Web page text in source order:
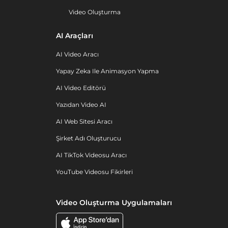
Video Oluşturma
AI Araçları
AI Video Aracı
Yapay Zeka Ile Animasyon Yapma
AI Video Editörü
Yazıdan Video AI
AI Web Sitesi Aracı
Şirket Adı Oluşturucu
AI TikTok Videosu Aracı
YouTube Videosu Fikirleri
Video Oluşturma Uygulamaları